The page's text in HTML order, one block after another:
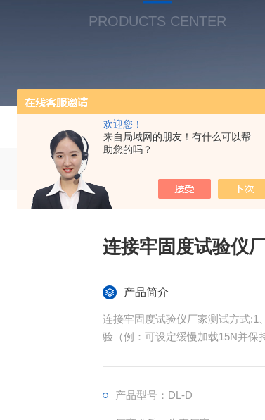
欢迎您！
来自局域网的朋友！有什么可以帮
助您的吗？
PRODUCTS CENTER
当前位置： 首页 医
连接牢固度试验仪
产品简介
连接牢固度试验仪厂家测试方式:1
验（例：可设定缓慢加载15N并保
产品型号：DL-D